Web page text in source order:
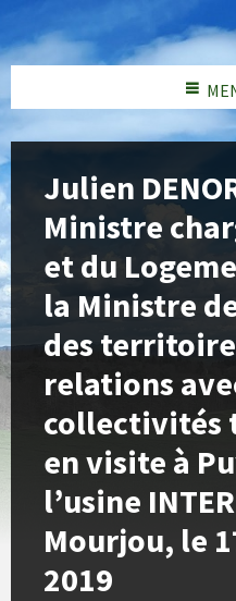
Julien
Ministre
et du
la Ministre
des
relations
collectivités
en visite à
l’usine
Mourjou, le
2019